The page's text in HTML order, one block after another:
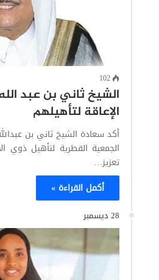
102
الشيخ ثاني بن عبد
الإعاقة لتأهيلهم
أكد سعادة الشيخ ثاني بن
الجمعية القطرية لتأهيل ذوي
تعزيز…
أكمل القراءة »
28 ديسمبر